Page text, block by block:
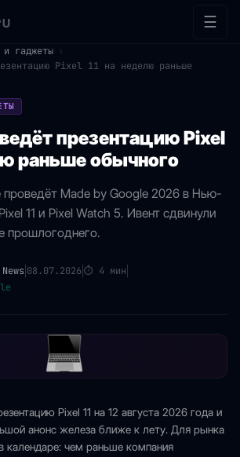
☰
и гаджеты ›
Pixel 11 на неделю раньше
презентацию Pixel
раньше обычного
проведёт Made by Google 2026 в Нью-
11 и Pixel Watch 5. Ивент сдвинули
прошлогоднего.
08.07.2026⏱ 4 мин
Pixel 11 на 12 августа 2026 года и
анонс железа ближе к лету. Для рынка
календаре: чем раньше компания